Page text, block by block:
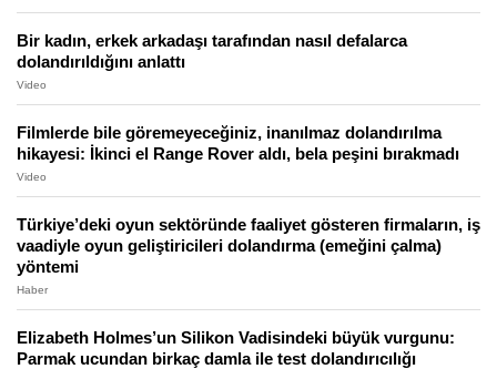
Bir kadın, erkek arkadaşı tarafından nasıl defalarca
dolandırıldığını anlattı
Video
Filmlerde bile göremeyeceğiniz, inanılmaz dolandırılma
hikayesi: İkinci el Range Rover aldı, bela peşini bırakmadı
Video
Türkiye’deki oyun sektöründe faaliyet gösteren firmaların, iş
vaadiyle oyun geliştiricileri dolandırma (emeğini çalma)
yöntemi
Haber
Elizabeth Holmes’un Silikon Vadisindeki büyük vurgunu:
Parmak ucundan birkaç damla ile test dolandırıcılığı